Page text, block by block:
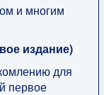
и многим
издание)
для
первое